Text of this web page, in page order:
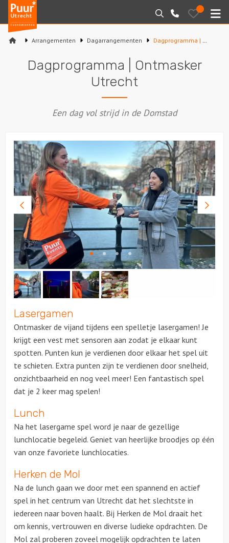
Puur*
Utrecht
bedrijfsuitjes
Zoeken
030-
2145099
Bewaarde
uitjes
Arrangementen
Varen
Rondleidingen
Locaties
Feesten
Arrangementen Dagarrangementen Dagprogramma | Ontmasker Utrecht
Dagprogramma | Ontmasker
Utrecht
Een dag vol strijd in de Domstad
Vorige
foto
foto
Lasergamen
Ontmasker de vijand tijdens een spelletje lasergamen! Je
krijgt een vest met sensoren aan zodat je elkaar kunt
spotten. Punten kun je verdienen door elkaar het spel uit
te schieten. Extra punten zijn te verdienen door snelheid,
onzichtbaarheid en nog veel meer! Een fantastisch spel
dat je 2 keer mag spelen!
Lunch
Na het lasergame spel word je naar de gezellige
lunchlocatie begeleid. Geniet van heerlijke broodjes op één
van onze favoriete lunchlocaties.
Herken de Mol
Na de lunch gaan we door met een spannend en actief
spel in het centrum van Utrecht dat het slechtste in
iedereen naar boven haalt. Bij Herken de Mol draait het
om kennis, vertrouwen en diverse ludieke opdrachten. De
Mol zal proberen zoveel mogelijk opdrachten te laten